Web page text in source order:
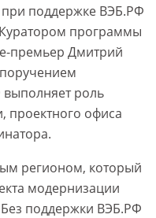
при поддержке ВЭБ.РФ
программы
премьер Дмитрий
выполняет роль
проектного офиса
регионом, который
модернизации
поддержки ВЭБ.РФ